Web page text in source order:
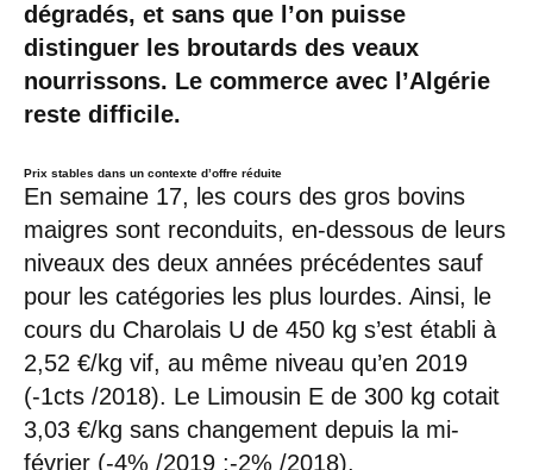
dégradés, et sans que l’on puisse
distinguer les broutards des veaux
nourrissons. Le commerce avec l’Algérie
reste difficile.
Prix stables dans un contexte d’offre réduite
En semaine 17, les cours des gros bovins
maigres sont reconduits, en-dessous de leurs
niveaux des deux années précédentes sauf
pour les catégories les plus lourdes. Ainsi, le
cours du Charolais U de 450 kg s’est établi à
2,52 €/kg vif, au même niveau qu’en 2019
(-1cts /2018). Le Limousin E de 300 kg cotait
3,03 €/kg sans changement depuis la mi-
février (-4% /2019 ;-2% /2018).